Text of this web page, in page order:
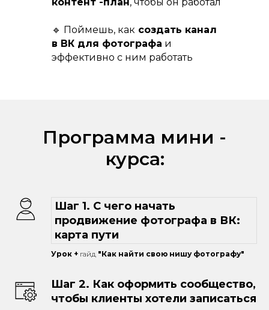
🔹 Поймешь, как создать канал
в ВК для фотографа и
эффективно с ним работать
Программа мини -
курса:
Шаг 1. С чего начать
продвижение фотографа в ВК:
карта пути
Урок + гайд "Как найти свою нишу фотографу"
Шаг 2. Как оформить сообщество,
чтобы клиенты хотели записаться